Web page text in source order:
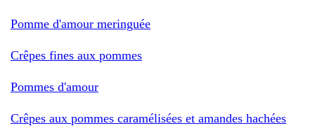
Pomme d'amour meringuée
Crêpes fines aux pommes
Pommes d'amour
Crêpes aux pommes caramélisées et amandes hachées